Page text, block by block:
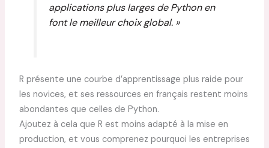
applications plus larges de Python en
font le meilleur choix global. »
R présente une courbe d’apprentissage plus raide pour
les novices, et ses ressources en français restent moins
abondantes que celles de Python.
Ajoutez à cela que R est moins adapté à la mise en
production, et vous comprenez pourquoi les entreprises